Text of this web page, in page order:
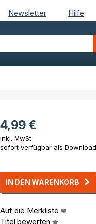
Newsletter Hilfe
4,99 €
inkl. MwSt.
sofort verfügbar als Download
IN DEN WARENKORB
Auf die Merkliste
Titel bewerten